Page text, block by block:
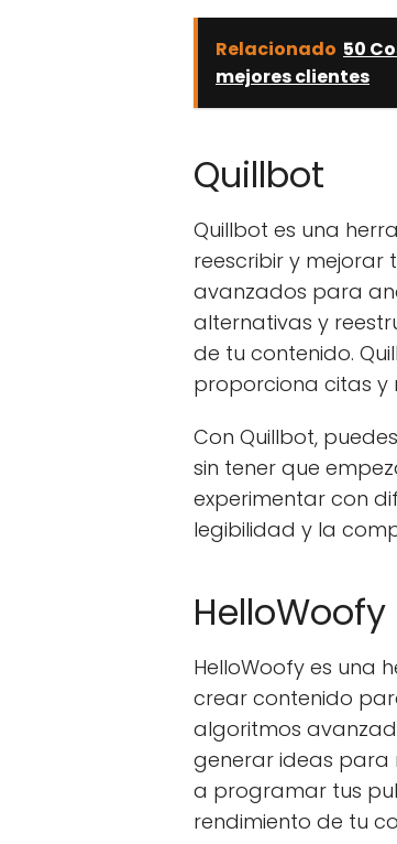
Relacionado 50
mejores clientes
Quillbot
Quillbot es una
reescribir y mejorar
avanzados para
alternativas y
de tu contenido.
proporciona citas y
Con Quillbot,
sin tener que
experimentar con
legibilidad y la
HelloWoofy
HelloWoofy es una
crear contenido
algoritmos
generar ideas para
a programar tus
rendimiento de tu